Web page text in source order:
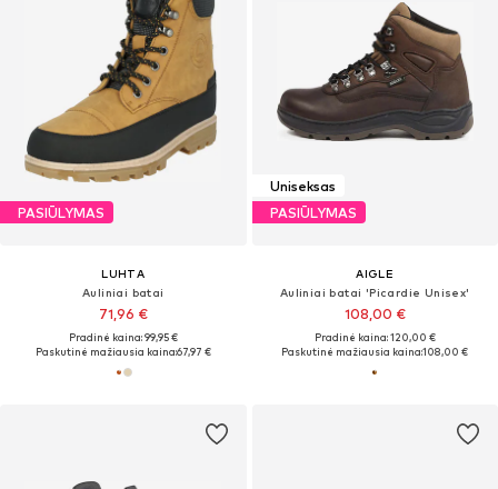
PASIŪLYMAS
LUHTA
Auliniai batai
71,96 €
Pradinė kaina: 99,95 €
Paskutinė mažiausia kaina:67,97 €
Uniseksas
PASIŪLYMAS
AIGLE
Auliniai batai 'Picardie Unisex'
108,00 €
Pradinė kaina: 120,00 €
Paskutinė mažiausia kaina:108,00 €